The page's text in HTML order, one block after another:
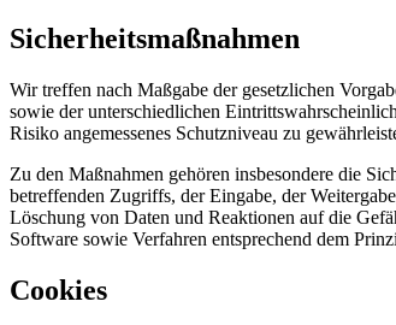
Sicherheitsmaßnahmen
Wir treffen nach Maßgabe der gesetzlichen
sowie der unterschiedlichen
Risiko angemessenes Schutzniveau zu
Zu den Maßnahmen gehören insbesondere die
betreffenden Zugriffs, der Eingabe, der
Löschung von Daten und Reaktionen auf die
Software sowie Verfahren entsprechend dem
Cookies